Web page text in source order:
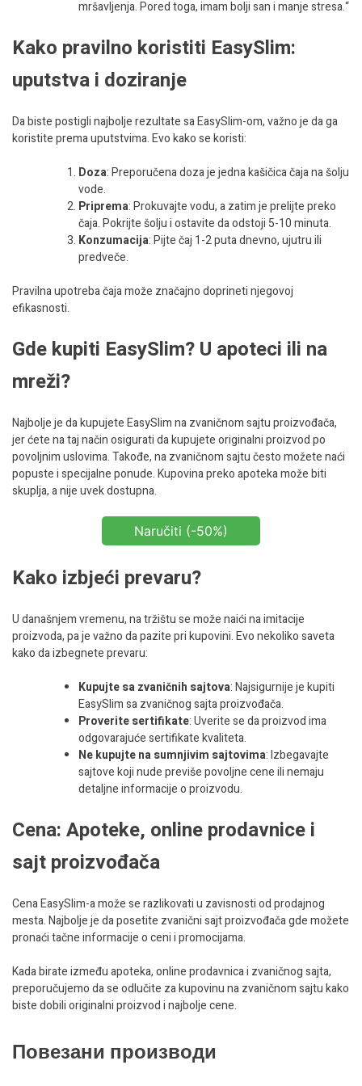
mršavljenja. Pored toga, imam bolji san i manje stresa.“
Kako pravilno koristiti EasySlim:
uputstva i doziranje
Da biste postigli najbolje rezultate sa EasySlim-om, važno je da ga
koristite prema uputstvima. Evo kako se koristi:
Doza: Preporučena doza je jedna kašičica čaja na šolju
vode.
Priprema: Prokuvajte vodu, a zatim je prelijte preko
čaja. Pokrijte šolju i ostavite da odstoji 5-10 minuta.
Konzumacija: Pijte čaj 1-2 puta dnevno, ujutru ili
predveče.
Pravilna upotreba čaja može značajno doprineti njegovoj
efikasnosti.
Gde kupiti EasySlim? U apoteci ili na
mreži?
Najbolje je da kupujete EasySlim na zvaničnom sajtu proizvođača,
jer ćete na taj način osigurati da kupujete originalni proizvod po
povoljnim uslovima. Takođe, na zvaničnom sajtu često možete naći
popuste i specijalne ponude. Kupovina preko apoteka može biti
skuplja, a nije uvek dostupna.
Naručiti (-50%)
Kako izbjeći prevaru?
U današnjem vremenu, na tržištu se može naići na imitacije
proizvoda, pa je važno da pazite pri kupovini. Evo nekoliko saveta
kako da izbegnete prevaru:
Kupujte sa zvaničnih sajtova: Najsigurnije je kupiti
EasySlim sa zvaničnog sajta proizvođača.
Proverite sertifikate: Uverite se da proizvod ima
odgovarajuće sertifikate kvaliteta.
Ne kupujte na sumnjivim sajtovima: Izbegavajte
sajtove koji nude previše povoljne cene ili nemaju
detaljne informacije o proizvodu.
Cena: Apoteke, online prodavnice i
sajt proizvođača
Cena EasySlim-a može se razlikovati u zavisnosti od prodajnog
mesta. Najbolje je da posetite zvanični sajt proizvođača gde možete
pronaći tačne informacije o ceni i promocijama.
Kada birate između apoteka, online prodavnica i zvaničnog sajta,
preporučujemo da se odlučite za kupovinu na zvaničnom sajtu kako
biste dobili originalni proizvod i najbolje cene.
Повезани производи